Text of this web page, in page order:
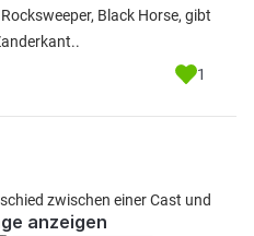
Black Horse, gibt
1
zwischen einer Cast und
anzeigen